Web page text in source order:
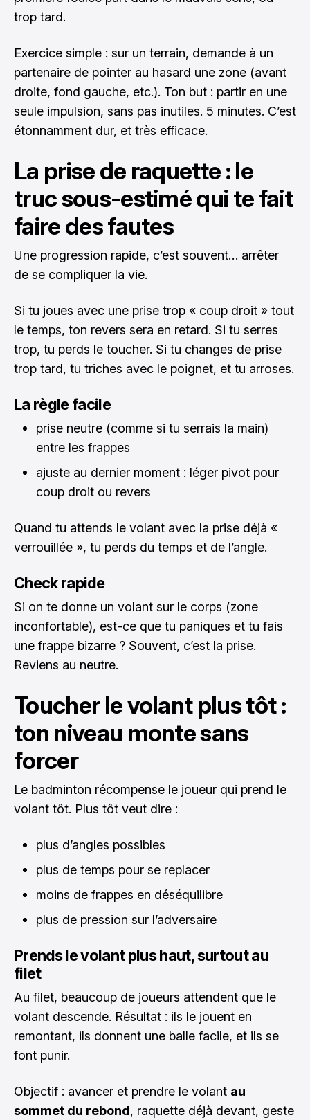
trop tard.
Exercice simple : sur un terrain, demande à un
partenaire de pointer au hasard une zone (avant
droite, fond gauche, etc.). Ton but : partir en une
seule impulsion, sans pas inutiles. 5 minutes. C’est
étonnamment dur, et très efficace.
La prise de raquette : le
truc sous-estimé qui te fait
faire des fautes
Une progression rapide, c’est souvent… arrêter
de se compliquer la vie.
Si tu joues avec une prise trop « coup droit » tout
le temps, ton revers sera en retard. Si tu serres
trop, tu perds le toucher. Si tu changes de prise
trop tard, tu triches avec le poignet, et tu arroses.
La règle facile
prise neutre (comme si tu serrais la main)
entre les frappes
ajuste au dernier moment : léger pivot pour
coup droit ou revers
Quand tu attends le volant avec la prise déjà «
verrouillée », tu perds du temps et de l’angle.
Check rapide
Si on te donne un volant sur le corps (zone
inconfortable), est-ce que tu paniques et tu fais
une frappe bizarre ? Souvent, c’est la prise.
Reviens au neutre.
Toucher le volant plus tôt :
ton niveau monte sans
forcer
Le badminton récompense le joueur qui prend le
volant tôt. Plus tôt veut dire :
plus d’angles possibles
plus de temps pour se replacer
moins de frappes en déséquilibre
plus de pression sur l’adversaire
Prends le volant plus haut, surtout au
filet
Au filet, beaucoup de joueurs attendent que le
volant descende. Résultat : ils le jouent en
remontant, ils donnent une balle facile, et ils se
font punir.
Objectif : avancer et prendre le volant au
sommet du rebond, raquette déjà devant, geste